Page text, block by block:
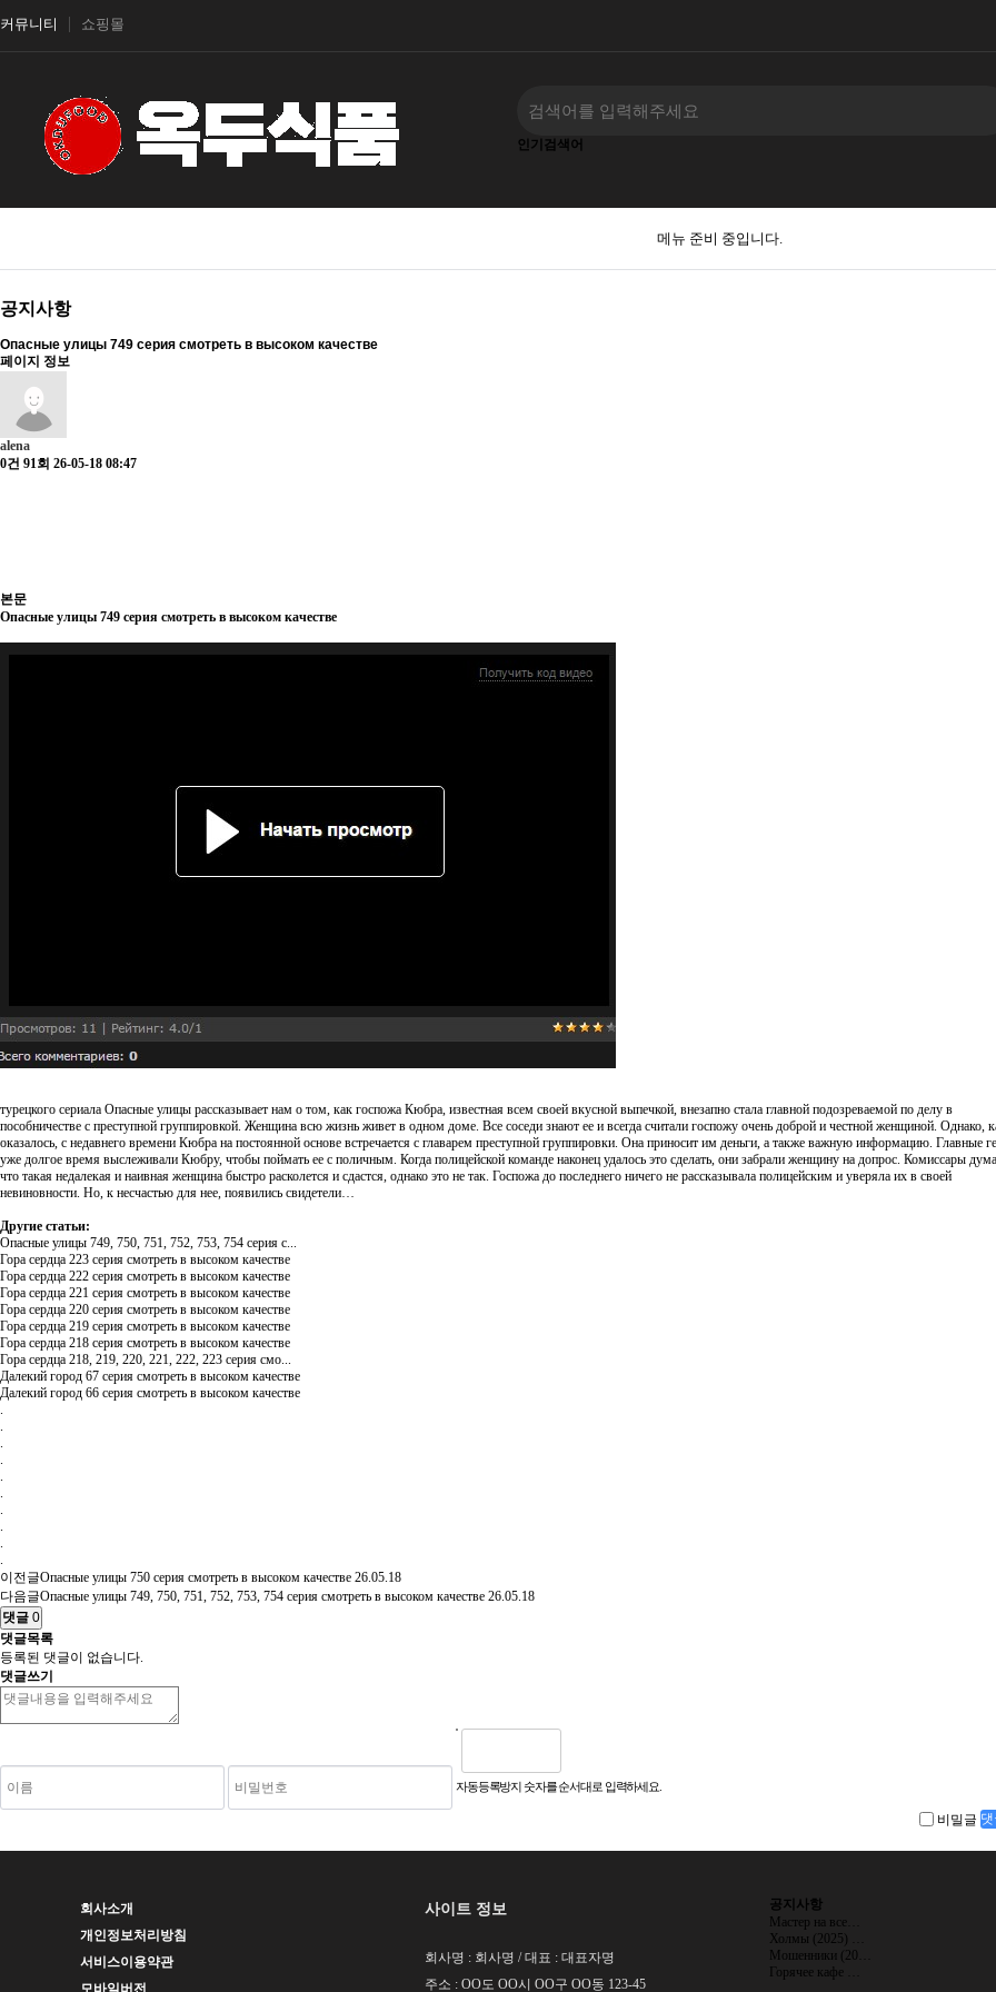
커뮤니티 쇼핑몰
인기검색어
메뉴 준비 중입니다.
공지사항
Опасные улицы 749 серия смотреть в высоком качестве
페이지 정보
alena
0건 91회 26-05-18 08:47
본문
Опасные улицы 749 серия смотреть в высоком качестве
турецкого сериала Опасные улицы рассказывает нам о том, как госпожа Кюбра, известная всем своей вкусной выпечкой, внезапно стала главной подозреваемой по делу в
пособничестве с преступной группировкой. Женщина всю жизнь живет в одном доме. Все соседи знают ее и всегда считали госпожу очень доброй и честной женщиной. Однако,
оказалось, с недавнего времени Кюбра на постоянной основе встречается с главарем преступной группировки. Она приносит им деньги, а также важную информацию. Главные
уже долгое время выслеживали Кюбру, чтобы поймать ее с поличным. Когда полицейской команде наконец удалось это сделать, они забрали женщину на допрос. Комиссары
что такая недалекая и наивная женщина быстро расколется и сдастся, однако это не так. Госпожа до последнего ничего не рассказывала полицейским и уверяла их в своей
невиновности. Но, к несчастью для нее, появились свидетели…
Другие статьи:
Опасные улицы 749, 750, 751, 752, 753, 754 серия с...
Гора сердца 223 серия смотреть в высоком качестве
Гора сердца 222 серия смотреть в высоком качестве
Гора сердца 221 серия смотреть в высоком качестве
Гора сердца 220 серия смотреть в высоком качестве
Гора сердца 219 серия смотреть в высоком качестве
Гора сердца 218 серия смотреть в высоком качестве
Гора сердца 218, 219, 220, 221, 222, 223 серия смо...
Далекий город 67 серия смотреть в высоком качестве
Далекий город 66 серия смотреть в высоком качестве
.
.
.
.
.
.
.
.
.
.
이전글Опасные улицы 750 серия смотреть в высоком качестве 26.05.18
다음글Опасные улицы 749, 750, 751, 752, 753, 754 серия смотреть в высоком качестве 26.05.18
댓글 0
댓글목록
등록된 댓글이 없습니다.
댓글쓰기
자동등록방지 숫자를 순서대로 입력하세요.
비밀글
회사소개
개인정보처리방침
서비스이용약관
사이트 정보
회사명 : 회사명 / 대표 : 대표자명
주소 : OO도 OO시 OO구 OO동 123-45
공지사항
Мастер на все…
Холмы (2025) …
Мошенники (20…
Горячее кафе …